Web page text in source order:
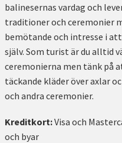
balinesernas vardag och
traditioner och ceremonier
bemötande och intresse i
själv. Som turist är du alltid
ceremonierna men tänk på
täckande kläder över axlar
och andra ceremonier.
Kreditkort:Visa och
och byar